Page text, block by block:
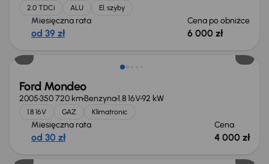
2.0 TDCi ALU El. szyby
Miesięczna rata
od 39 zł
Cena po obniżce
6 000 zł
Ford Mondeo
2005350 720 kmBenzyna1.8 16V92 kW
1.8 16V GAZ Klimatronic
Miesięczna rata
od 30 zł
Cena
4 000 zł